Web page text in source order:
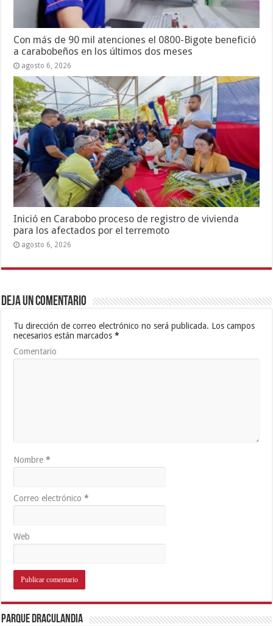
Con más de 90 mil atenciones el 0800-Bigote benefició
a carabobeños en los últimos dos meses
agosto 6, 2026
Inició en Carabobo proceso de registro de vivienda
para los afectados por el terremoto
agosto 6, 2026
Deja un comentario
Tu dirección de correo electrónico no será publicada. Los campos
necesarios están marcados*
Comentario
Nombre*
Correo electrónico*
Web
Parque Draculandia